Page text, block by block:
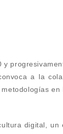
y
a la
digital,